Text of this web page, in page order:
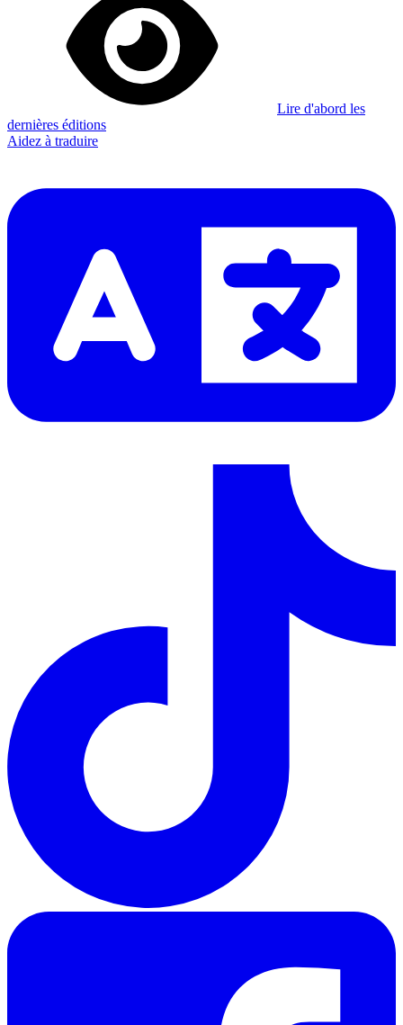
Lire d'abord les
dernières éditions
Aidez à traduire